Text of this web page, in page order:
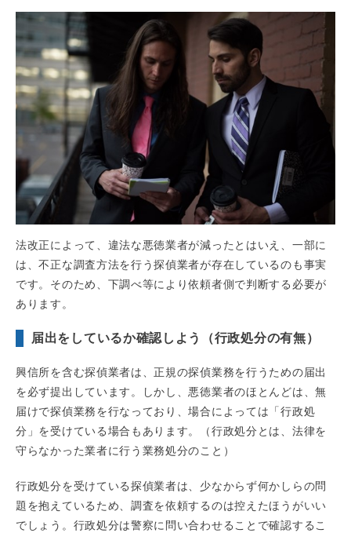
法改正によって、違法な悪徳業者が減ったとはいえ、一部に
は、不正な調査方法を行う探偵業者が存在しているのも事実
です。そのため、下調べ等により依頼者側で判断する必要が
あります。
届出をしているか確認しよう（行政処分の有無）
興信所を含む探偵業者は、正規の探偵業務を行うための届出
を必ず提出しています。しかし、悪徳業者のほとんどは、無
届けで探偵業務を行なっており、場合によっては「行政処
分」を受けている場合もあります。（行政処分とは、法律を
守らなかった業者に行う業務処分のこと）
行政処分を受けている探偵業者は、少なからず何かしらの問
題を抱えているため、調査を依頼するのは控えたほうがいい
でしょう。行政処分は警察に問い合わせることで確認するこ